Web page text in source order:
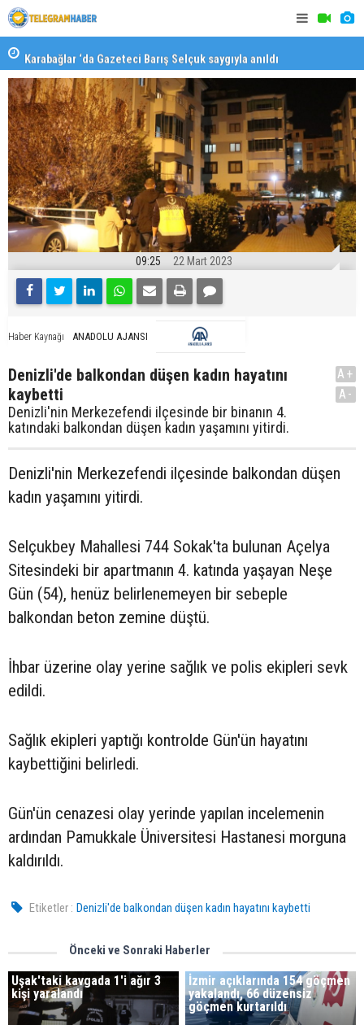
Karabağlar ‘da Gazeteci Barış Selçuk saygıyla anıldı
09:25 22 Mart 2023
Haber Kaynağı ANADOLU AJANSI
Denizli'de balkondan düşen kadın hayatını
kaybetti
Denizli'nin Merkezefendi ilçesinde bir binanın 4.
katındaki balkondan düşen kadın yaşamını yitirdi.
A+
A-
Denizli'nin Merkezefendi ilçesinde balkondan düşen
kadın yaşamını yitirdi.
Selçukbey Mahallesi 744 Sokak'ta bulunan Açelya
Sitesindeki bir apartmanın 4. katında yaşayan Neşe
Gün (54), henüz belirlenemeyen bir sebeple
balkondan beton zemine düştü.
İhbar üzerine olay yerine sağlık ve polis ekipleri sevk
edildi.
Sağlık ekipleri yaptığı kontrolde Gün'ün hayatını
kaybettiğini belirledi.
Gün'ün cenazesi olay yerinde yapılan incelemenin
ardından Pamukkale Üniversitesi Hastanesi morguna
kaldırıldı.
Etiketler : Denizli'de balkondan düşen kadın hayatını kaybetti
Önceki ve Sonraki Haberler
Uşak'taki kavgada 1'i ağır 3
kişi yaralandı
İzmir açıklarında 154 göçmen
yakalandı, 66 düzensiz
göçmen kurtarıldı